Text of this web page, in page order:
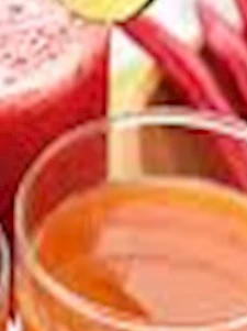
السن من ارتفاع معدلات
ذلك في مضاعفات صحية
لذا قد يبحث بعض الأشخاص
ضغط الدم في المساء.
مشروبات يمكن أن تساهم
وذلك وفقًا لما ذكره موقع